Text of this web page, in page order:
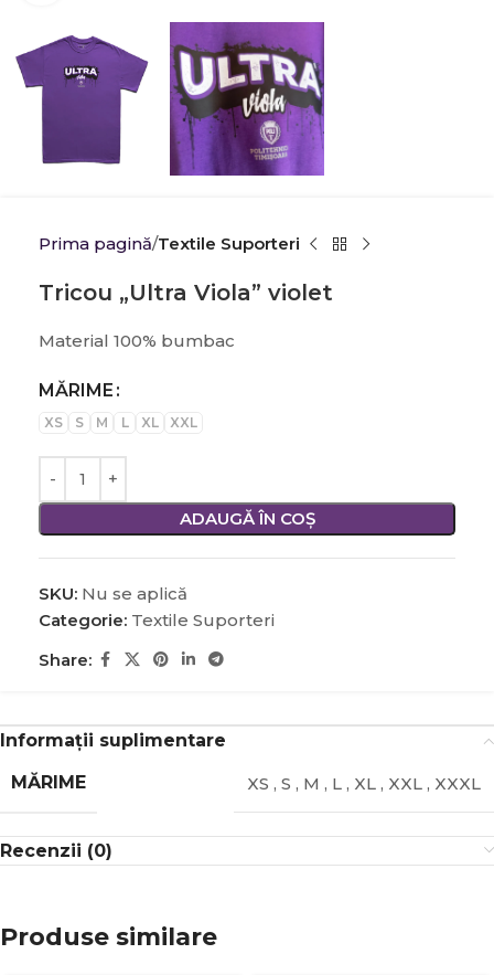
Prima pagină Textile Suporteri
Tricou „Ultra Viola” violet
Material 100% bumbac
MĂRIME
XS S M L XL XXL
ADAUGĂ ÎN COȘ
SKU: Nu se aplică
Categorie: Textile Suporteri
Share:
Informații suplimentare
MĂRIME
XS , S , M , L , XL , XXL , XXXL
Recenzii (0)
Produse similare